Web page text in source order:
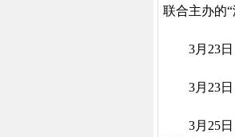
联合主办的
3月 23日
3月 23日
3月 25日